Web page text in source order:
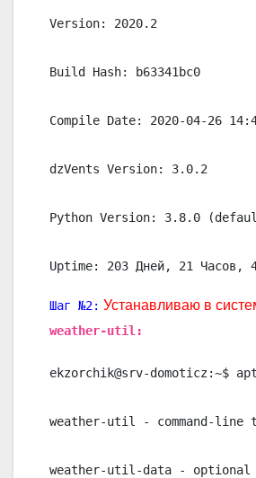
Version: 2020.2
Build Hash: b63341bc0
Compile Date: 2020-04-26
dzVents Version: 3.0.2
Python Version: 3.8.0
Uptime: 203 Дней, 21 Часов,
Шаг №2: Устанавливаю в
weather-util:
ekzorchik@srv-domoticz:~$
weather-util - command-
weather-util-data -